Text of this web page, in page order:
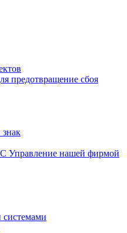
предотвращение сбоя
Управление нашей фирмой
системами